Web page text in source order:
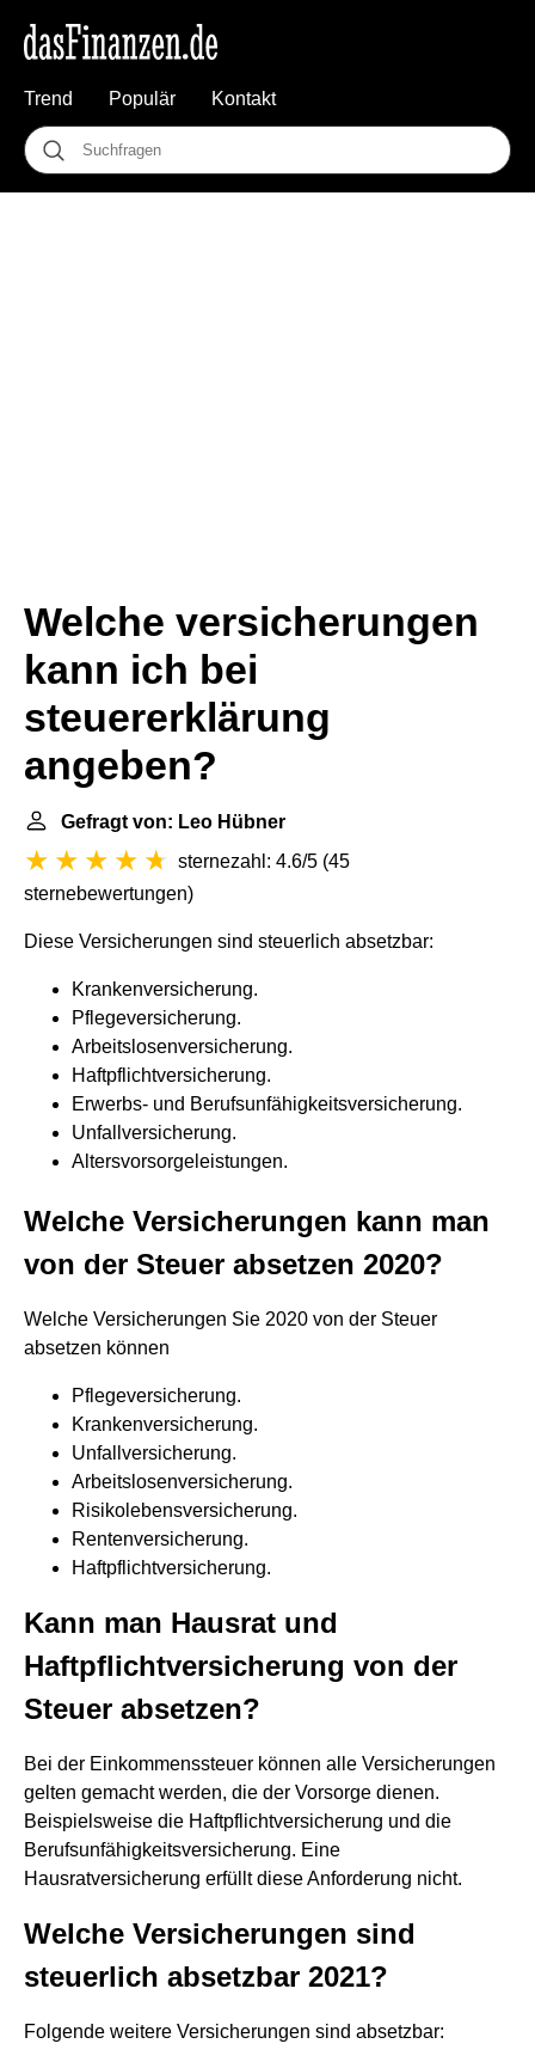
Trend Populär Kontakt
Welche versicherungen
kann ich bei
steuererklärung
angeben?
Gefragt von: Leo Hübner
sternezahl: 4.6/5 (45
sternebewertungen)
Diese Versicherungen sind steuerlich absetzbar:
Krankenversicherung.
Pflegeversicherung.
Arbeitslosenversicherung.
Haftpflichtversicherung.
Erwerbs- und Berufsunfähigkeitsversicherung.
Unfallversicherung.
Altersvorsorgeleistungen.
Welche Versicherungen kann man
von der Steuer absetzen 2020?
Welche Versicherungen Sie 2020 von der Steuer
absetzen können
Pflegeversicherung.
Krankenversicherung.
Unfallversicherung.
Arbeitslosenversicherung.
Risikolebensversicherung.
Rentenversicherung.
Haftpflichtversicherung.
Kann man Hausrat und
Haftpflichtversicherung von der
Steuer absetzen?
Bei der Einkommenssteuer können alle Versicherungen
gelten gemacht werden, die der Vorsorge dienen.
Beispielsweise die Haftpflichtversicherung und die
Berufsunfähigkeitsversicherung. Eine
Hausratversicherung erfüllt diese Anforderung nicht.
Welche Versicherungen sind
steuerlich absetzbar 2021?
Folgende weitere Versicherungen sind absetzbar: